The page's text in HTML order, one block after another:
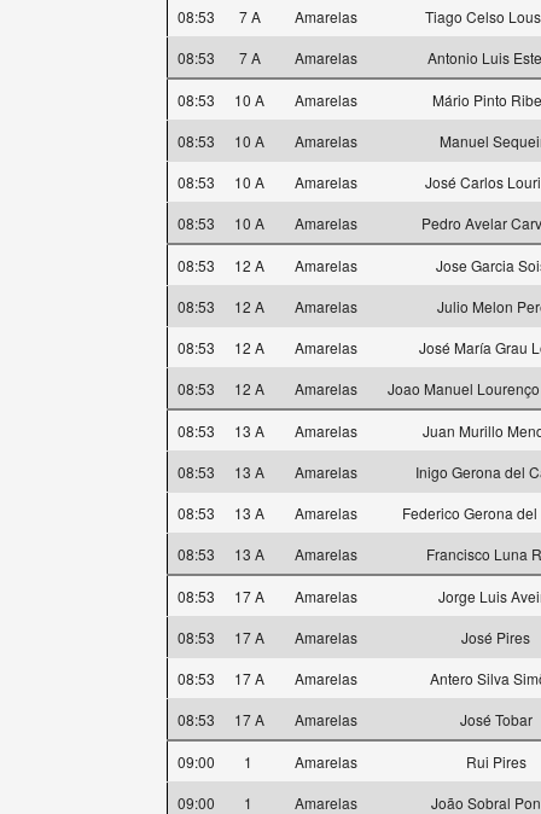
08:53
7 A Amarelas
Tiago Celso
08:53
7 A Amarelas Antonio Luis
08:53 10 A Amarelas
Mário Pinto
08:53
10 A Amarelas
Manuel
08:53
10 A Amarelas
José Carlos
08:53
10 A Amarelas Pedro Avelar
08:53 12 A Amarelas
Jose Garcia
08:53
12 A Amarelas
Julio Melon
08:53
12 A Amarelas
José María Grau
08:53
12 A Amarelas Joao Manuel
08:53 13 A Amarelas
Juan Murillo
08:53
13 A Amarelas
Inigo Gerona del
08:53
13 A Amarelas
Federico Gerona
08:53
13 A Amarelas Francisco Luna
08:53 17 A Amarelas
Jorge Luis
08:53
17 A Amarelas
José Pires
08:53
17 A Amarelas
Antero Silva
08:53
17 A Amarelas José Tobar
09:00 1 Amarelas
Rui Pires
09:00
1 Amarelas
João Sobral